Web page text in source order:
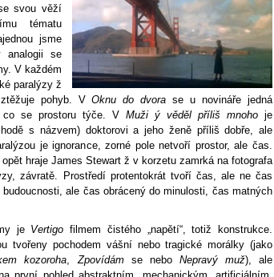
svou věží
tématu
jsme
analogii se
V každém
paralýzy ž
pohyb. VOknu do dvora se u novináře jedná
co se prostoru týče. V Muži ý věděl příliš mnoho je
s názvem) doktorovi a jeho ženě příliš dobře, ale
je ignorance, zorné pole netvoří prostor, ale čas.
hraje James Stewart ž v korzetu zamrká na fotografa
závratě. Prostředí protentokrát tvoří čas, ale ne čas
budoucnosti, ale čas obrácený do minulosti, čas matných
je Vertigo filmem čistého „napětí“, totiž konstrukce.
tvořeny pochodem vášní nebo tragické morálky (jako
kozoroha,Zpovídámse nebo Nepravý muž), ale